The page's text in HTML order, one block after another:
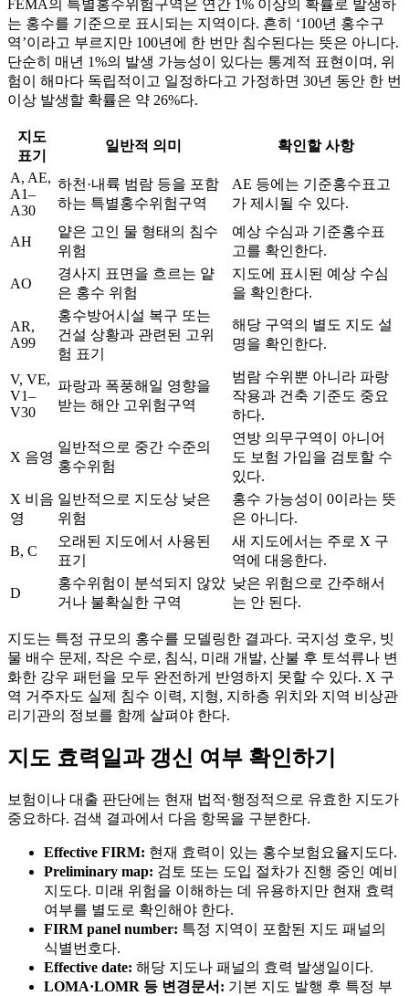
FEMA의 특별홍수위험구역은 연간 1% 이상의 확률로 발생하
는 홍수를 기준으로 표시되는 지역이다. 흔히 ‘100년 홍수구
역’이라고 부르지만 100년에 한 번만 침수된다는 뜻은 아니다.
단순히 매년 1%의 발생 가능성이 있다는 통계적 표현이며, 위
험이 해마다 독립적이고 일정하다고 가정하면 30년 동안 한 번
이상 발생할 확률은 약 26%다.
지도
표기
일반적 의미 확인할 사항
A, AE,
A1–
A30
하천·내륙 범람 등을 포함
하는 특별홍수위험구역
AE 등에는 기준홍수표고
가 제시될 수 있다.
AH
얕은 고인 물 형태의 침수
위험
예상 수심과 기준홍수표
고를 확인한다.
AO
경사지 표면을 흐르는 얕
은 홍수 위험
지도에 표시된 예상 수심
을 확인한다.
AR,
A99
홍수방어시설 복구 또는
건설 상황과 관련된 고위
험 표기
해당 구역의 별도 지도 설
명을 확인한다.
V, VE,
V1–
V30
파랑과 폭풍해일 영향을
받는 해안 고위험구역
범람 수위뿐 아니라 파랑
작용과 건축 기준도 중요
하다.
X 음영
일반적으로 중간 수준의
홍수위험
연방 의무구역이 아니어
도 보험 가입을 검토할 수
있다.
X 비음
영
일반적으로 지도상 낮은
위험
홍수 가능성이 0이라는 뜻
은 아니다.
B, C
오래된 지도에서 사용된
표기
새 지도에서는 주로 X 구
역에 대응한다.
D
홍수위험이 분석되지 않았
거나 불확실한 구역
낮은 위험으로 간주해서
는 안 된다.
지도는 특정 규모의 홍수를 모델링한 결과다. 국지성 호우, 빗
물 배수 문제, 작은 수로, 침식, 미래 개발, 산불 후 토석류나 변
화한 강우 패턴을 모두 완전하게 반영하지 못할 수 있다. X 구
역 거주자도 실제 침수 이력, 지형, 지하층 위치와 지역 비상관
리기관의 정보를 함께 살펴야 한다.
지도 효력일과 갱신 여부 확인하기
보험이나 대출 판단에는 현재 법적·행정적으로 유효한 지도가
중요하다. 검색 결과에서 다음 항목을 구분한다.
Effective FIRM: 현재 효력이 있는 홍수보험요율지도다.
Preliminary map: 검토 또는 도입 절차가 진행 중인 예비
지도다. 미래 위험을 이해하는 데 유용하지만 현재 효력
여부를 별도로 확인해야 한다.
FIRM panel number: 특정 지역이 포함된 지도 패널의
식별번호다.
Effective date: 해당 지도나 패널의 효력 발생일이다.
LOMA·LOMR 등 변경문서: 기본 지도 발행 후 특정 부